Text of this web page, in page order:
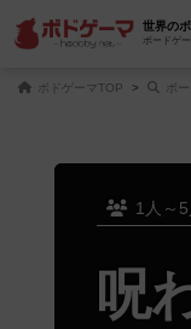
世界の
ボードゲ
ボドゲーマTOP ボ
1人～5
呪